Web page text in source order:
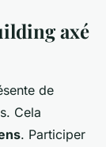
axé
de
Cela
. Participer